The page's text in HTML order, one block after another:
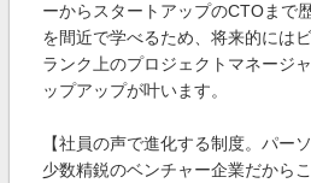
ーからスタートアップのCTOまで
を間近で学べるため、将来的には
ランク上のプロジェクトマネージ
ップアップが叶います。
【社員の声で進化する制度。パー
少数精鋭のベンチャー企業だから